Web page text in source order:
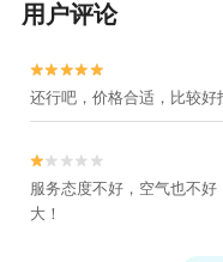
用户评论


还行吧，价格合适，比较好


服务态度不好，空气也不
大！